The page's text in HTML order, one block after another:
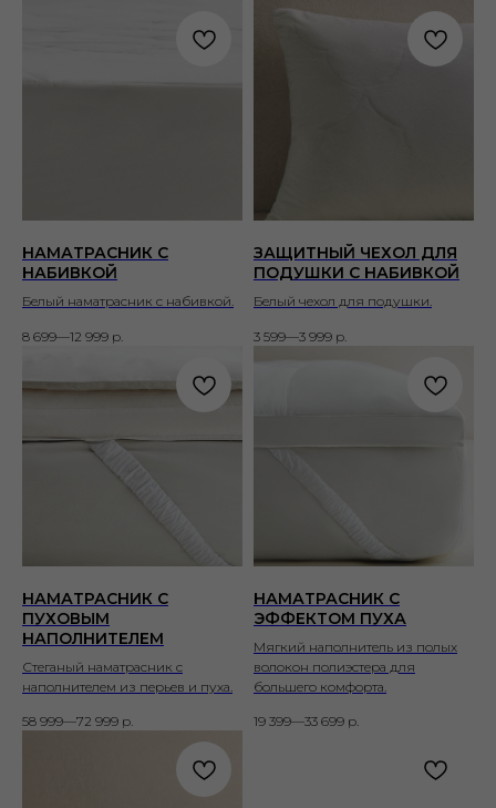
НАМАТРАСНИК С
НАБИВКОЙ
Белый наматрасник с набивкой.
8 699—12 999 р.
ЗАЩИТНЫЙ ЧЕХОЛ ДЛЯ
ПОДУШКИ С НАБИВКОЙ
Белый чехол для подушки.
3 599—3 999 р.
НАМАТРАСНИК С
ПУХОВЫМ
НАПОЛНИТЕЛЕМ
Стеганый наматрасник с
наполнителем из перьев и пуха.
58 999—72 999 р.
НАМАТРАСНИК С
ЭФФЕКТОМ ПУХА
Мягкий наполнитель из полых
волокон полиэстера для
большего комфорта.
19 399—33 699 р.